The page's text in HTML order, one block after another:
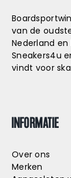
van de
Nederland
Sneakers4u
vindt voor
INFORMATIE
Over ons
Merken